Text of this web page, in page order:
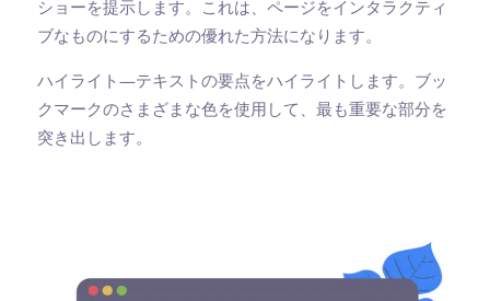
ショーを提示します。これは、ページをインタラクティ
ブなものにするための優れた方法になります。
ハイライト—テキストの要点をハイライトします。ブッ
クマークのさまざまな色を使用して、最も重要な部分を
突き出します。